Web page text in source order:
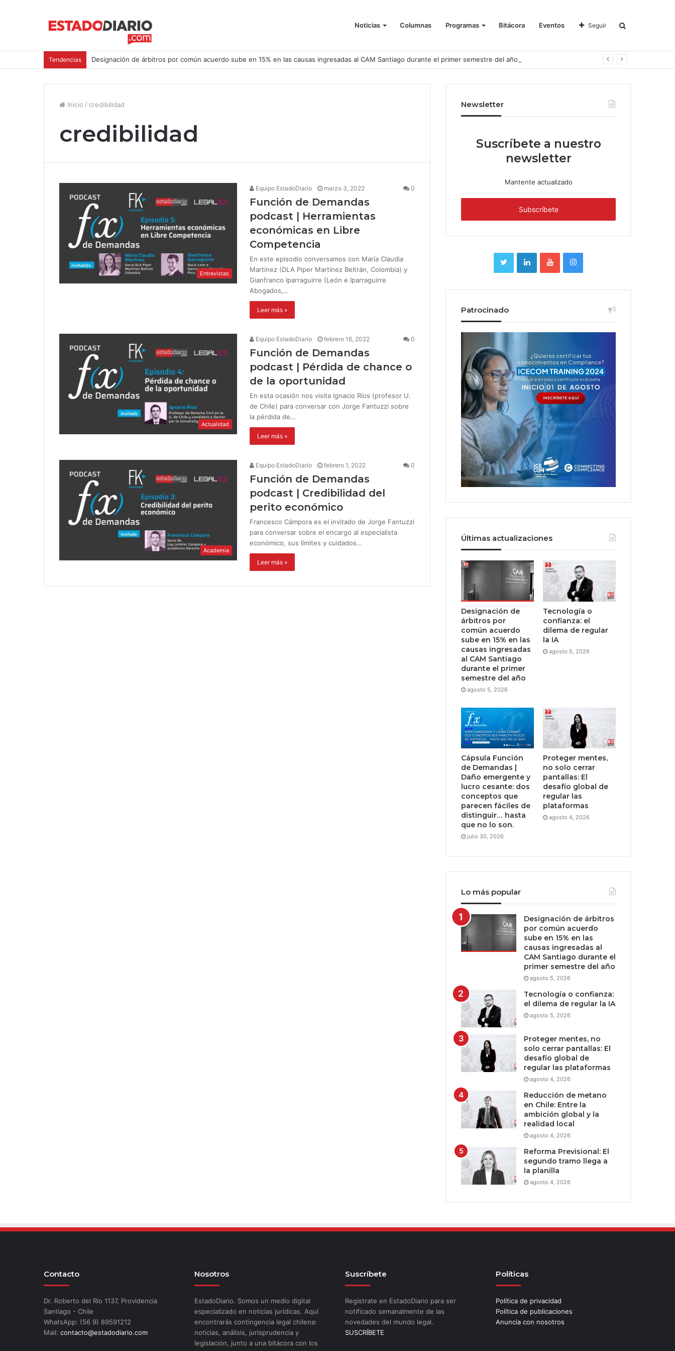
Noticias Columnas Programas Bitácora Eventos Seguir
Tendencias Designación de árbitros por común acuerdo sube en 15% en las causas ingresadas al CAM Santiago durante el primer semestre del año
Inicio / credibilidad
credibilidad
Entrevistas
Equipo EstadoDiario marzo 3, 2022 0
Función de Demandas
podcast | Herramientas
económicas en Libre
Competencia
En este episodio conversamos con María Claudia
Martínez (DLA Piper Martínez Beltrán, Colombia) y
Gianfranco Iparraguirre (León e Iparraguirre
Abogados,…
Leer más »
Actualidad
Equipo EstadoDiario febrero 16, 2022 0
Función de Demandas
podcast | Pérdida de chance o
de la oportunidad
En esta ocasión nos visita Ignacio Ríos (profesor U.
de Chile) para conversar con Jorge Fantuzzi sobre
la pérdida de…
Leer más »
Academia
Equipo EstadoDiario febrero 1, 2022 0
Función de Demandas
podcast | Credibilidad del
perito económico
Francesco Cámpora es el invitado de Jorge Fantuzzi
para conversar sobre el encargo al especialista
económico, sus límites y cuidados…
Leer más »
Newsletter
Suscríbete a nuestro
newsletter
Mantente actualizado
Patrocinado
Últimas actualizaciones
Designación de
árbitros por
común acuerdo
sube en 15% en las
causas ingresadas
al CAM Santiago
durante el primer
semestre del año
agosto 5, 2026
Tecnología o
confianza: el
dilema de regular
la IA
agosto 5, 2026
Cápsula Función
de Demandas |
Daño emergente y
lucro cesante: dos
conceptos que
parecen fáciles de
distinguir… hasta
que no lo son.
julio 30, 2026
Proteger mentes,
no solo cerrar
pantallas: El
desafío global de
regular las
plataformas
agosto 4, 2026
Lo más popular
Designación de árbitros
por común acuerdo
sube en 15% en las
causas ingresadas al
CAM Santiago durante el
primer semestre del año
agosto 5, 2026
Tecnología o confianza:
el dilema de regular la IA
agosto 5, 2026
Proteger mentes, no
solo cerrar pantallas: El
desafío global de
regular las plataformas
agosto 4, 2026
Reducción de metano
en Chile: Entre la
ambición global y la
realidad local
agosto 4, 2026
Reforma Previsional: El
segundo tramo llega a
la planilla
agosto 4, 2026
Contacto
Dr. Roberto del Río 1137, Providencia
Santiago - Chile
WhatsApp: (56 9) 89591212
Mail: contacto@estadodiario.com
Nosotros
EstadoDiario. Somos un medio digital
especializado en noticias jurídicas. Aquí
encontrarás contingencia legal chilena:
noticias, análisis, jurisprudencia y
legislación, junto a una bitácora con los
Suscríbete
Regístrate en EstadoDiario para ser
notificado semanalmente de las
novedades del mundo legal.
SUSCRÍBETE
Políticas
Política de privacidad
Política de publicaciones
Anuncia con nosotros